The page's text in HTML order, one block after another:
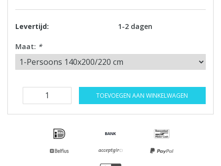
Levertijd: 1-2 dagen
Maat: *
TOEVOEGEN AAN WINKELWAGEN